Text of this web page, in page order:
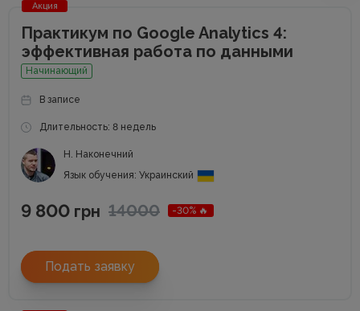
Акция
Практикум по Google Analytics 4:
эффективная работа по данными
Начинающий
В записе
Длительность: 8 недель
Н. Наконечний
Язык обучения: Украинский
9 800 грн 14000 -30% 🔥
Подать заявку